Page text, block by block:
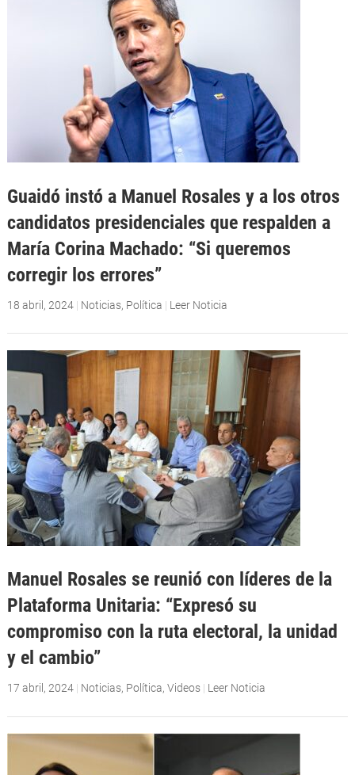
Guaidó instó a Manuel Rosales y a los otros
candidatos presidenciales que respalden a
María Corina Machado: “Si queremos
corregir los errores”
18 abril, 2024| Noticias, Política | Leer Noticia
Manuel Rosales se reunió con líderes de la
Plataforma Unitaria: “Expresó su
compromiso con la ruta electoral, la unidad
y el cambio”
17 abril, 2024| Noticias, Política, Videos | Leer Noticia